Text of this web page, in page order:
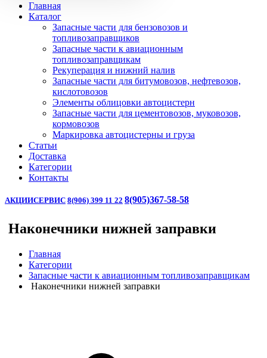
Главная
Каталог
Запасные части для бензовозов и
топливозаправщиков
Запасные части к авиационным
топливозаправщикам
Рекуперация и нижний налив
Запасные части для битумовозов, нефтевозов,
кислотовозов
Элементы облицовки автоцистерн
Запасные части для цементовозов, муковозов,
кормовозов
Маркировка автоцистерны и груза
Статьи
Доставка
Категории
Контакты
АКЦИИСЕРВИС 8(906) 399 11 22 8(905)367-58-58
Наконечники нижней заправки
Главная
Категории
Запасные части к авиационным топливозаправщикам
Наконечники нижней заправки